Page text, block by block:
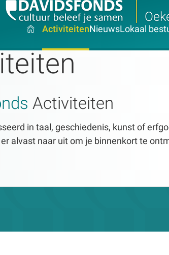
ActiviteitenNieuwsLokaal
Activiteiten
in taal, geschiedenis, kunst of
alvast naar uit om je binnenkort te